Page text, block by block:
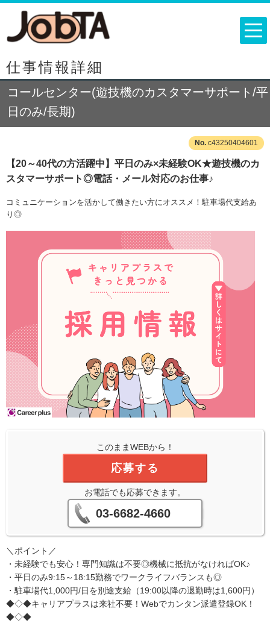
仕事情報詳細
コールセンター(遊技機のカスタマーサポート/平
日のみ/長期)
c43250404601
【20～40代の方活躍中】平日のみ×未経験OK★遊技機のカ
スタマーサポート◎電話・メール対応のお仕事♪
コミュニケーションを活かして働きたい方にオススメ！駐車場代支給あ
り◎
このままWEBから！
応募する
お電話でも応募できます。
03-6682-4660
＼ポイント／
・未経験でも安心！専門知識は不要◎機械に抵抗がなければOK♪
・平日のみ9:15～18:15勤務でワークライフバランスも◎
・駐車場代1,000円/日を別途支給（19:00以降の退勤時は1,600円）
◆◇◆キャリアプラスは来社不要！Webでカンタン派遣登録OK！
◆◇◆